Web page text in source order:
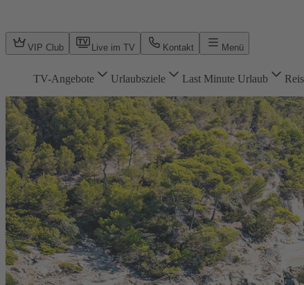
VIP Club Live im TV Kontakt Menü
TV-Angebote Urlaubsziele Last Minute Urlaub